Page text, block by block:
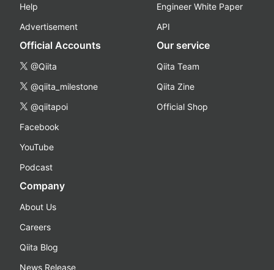
Help
Advertisement
Engineer White Paper
API
Official Accounts
@Qiita
@qiita_milestone
@qiitapoi
Facebook
YouTube
Podcast
Our service
Qiita Team
Qiita Zine
Official Shop
Company
About Us
Careers
Qiita Blog
News Release